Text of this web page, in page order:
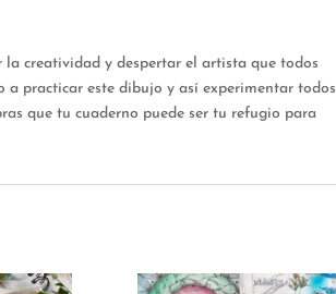
la creatividad y despertar el artista que todos
a practicar este dibujo y así experimentar todos
que tu cuaderno puede ser tu refugio para